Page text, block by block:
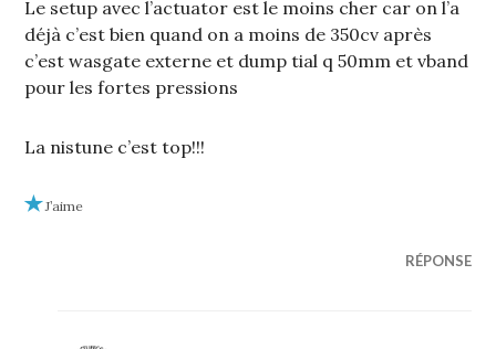
Le setup avec l’actuator est le moins cher car on l’a
déjà c’est bien quand on a moins de 350cv après
c’est wasgate externe et dump tial q 50mm et vband
pour les fortes pressions
La nistune c’est top!!!
J’aime
RÉPONSE